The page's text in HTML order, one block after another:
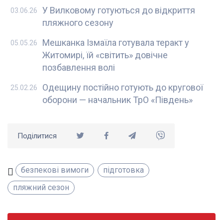
У Вилковому готуються до відкриття
пляжного сезону
03.06.26
Мешканка Ізмаїла готувала теракт у
Житомирі, їй «світить» довічне
позбавлення волі
05.05.26
Одещину постійно готують до кругової
оборони — начальник ТрО «Південь»
25.02.26
Поділитися
безпекові вимоги
підготовка
пляжний сезон